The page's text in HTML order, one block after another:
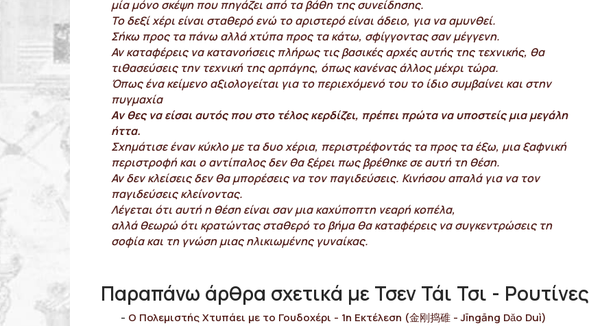
μία μόνο σκέψη που πηγάζει από τα βάθη της συνείδησης.
Το δεξί χέρι είναι σταθερό ενώ το αριστερό είναι άδειο, για να αμυνθεί.
Σήκω προς τα πάνω αλλά χτύπα προς τα κάτω, σφίγγοντας σαν μέγγενη.
Αν καταφέρεις να κατανοήσεις πλήρως τις βασικές αρχές αυτής της τεχνικής, θα
τιθασεύσεις την τεχνική της αρπάγης, όπως κανένας άλλος μέχρι τώρα.
Όπως ένα κείμενο αξιολογείται για το περιεχόμενό του το ίδιο συμβαίνει και στην
πυγμαχία
Αν θες να είσαι αυτός που στο τέλος κερδίζει, πρέπει πρώτα να υποστείς μια μεγάλη
ήττα.
Σχημάτισε έναν κύκλο με τα δυο χέρια, περιστρέφοντάς τα προς τα έξω, μια ξαφνική
περιστροφή και ο αντίπαλος δεν θα ξέρει πως βρέθηκε σε αυτή τη θέση.
Αν δεν κλείσεις δεν θα μπορέσεις να τον παγιδεύσεις. Κινήσου απαλά για να τον
παγιδεύσεις κλείνοντας.
Λέγεται ότι αυτή η θέση είναι σαν μια καχύποπτη νεαρή κοπέλα,
αλλά θεωρώ ότι κρατώντας σταθερό το βήμα θα καταφέρεις να συγκεντρώσεις τη
σοφία και τη γνώση μιας ηλικιωμένης γυναίκας.
Παραπάνω άρθρα σχετικά με Τσεν Τάι Τσι - Ρουτίνες
Ο Πολεμιστής Χτυπάει με το Γουδοχέρι - 1η Εκτέλεση (金刚捣碓 - Jīngāng Dǎo Duì)